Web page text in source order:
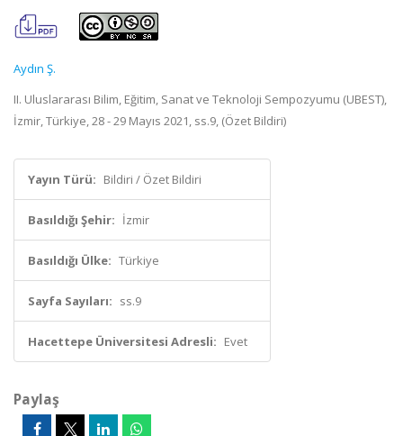
Aydın Ş.
II. Uluslararası Bilim, Eğitim, Sanat ve Teknoloji Sempozyumu (UBEST),
İzmir, Türkiye, 28 - 29 Mayıs 2021, ss.9, (Özet Bildiri)
Yayın Türü: Bildiri / Özet Bildiri
Basıldığı Şehir: İzmir
Basıldığı Ülke: Türkiye
Sayfa Sayıları: ss.9
Hacettepe Üniversitesi Adresli: Evet
Paylaş